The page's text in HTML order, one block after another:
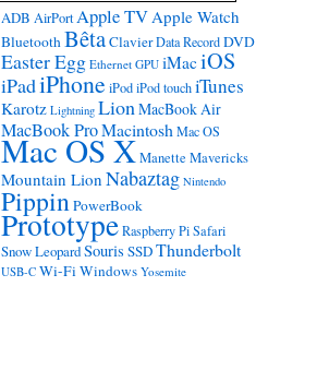
ADB AirPort Apple TVApple Watch
BluetoothBêtaClavier Data Record DVD
Easter Egg Ethernet GPU iMaciOS
iPadiPhone iPod iPod touch iTunes
Karotz Lightning LionMacBook Air
MacBook ProMacintosh Mac OS
Mac OS X Manette Mavericks
Mountain Lion Nabaztag Nintendo
PippinPowerBook
Prototype Raspberry Pi Safari
Snow LeopardSouris SSDThunderbolt
USB-C Wi-FiWindows Yosemite